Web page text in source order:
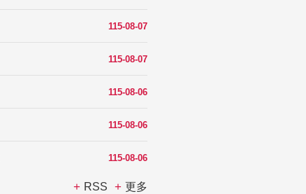
115-08-07
115-08-07
115-08-06
115-08-06
115-08-06
RSS 更多